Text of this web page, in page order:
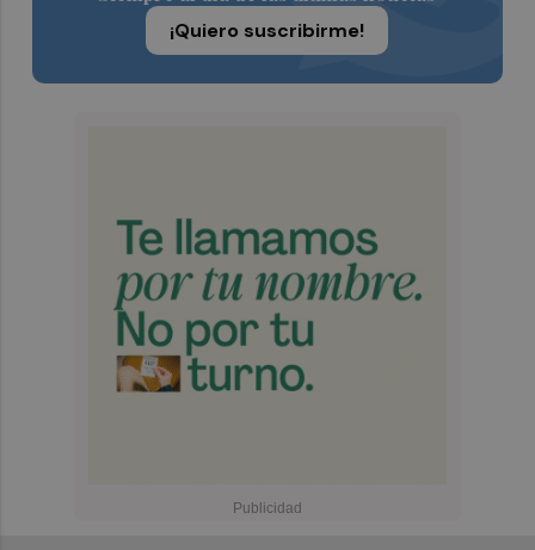
¡Quiero suscribirme!